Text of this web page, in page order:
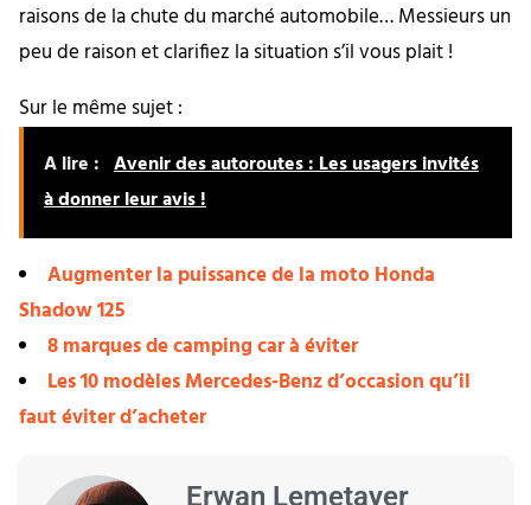
raisons de la chute du marché automobile… Messieurs un
peu de raison et clarifiez la situation s’il vous plait !
Sur le même sujet :
A lire : Avenir des autoroutes : Les usagers invités
à donner leur avis !
Augmenter la puissance de la moto Honda
Shadow 125
8 marques de camping car à éviter
Les 10 modèles Mercedes-Benz d’occasion qu’il
faut éviter d’acheter
Erwan Lemetayer